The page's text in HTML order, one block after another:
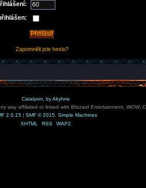
Zapomněli jste heslo?
Catalysm, by Akyhne
affiliated or linked with Blizzard Entertainment, WOW:
2.0.15 | SMF © 2015, Simple Machines
XHTML
RSS WAP2